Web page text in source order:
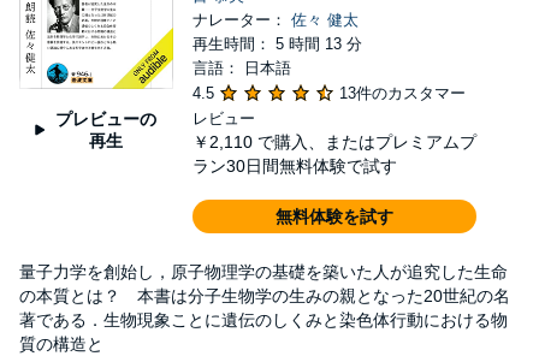
プレビューの
再生
ナレーター： 佐々 健太
再生時間： 5 時間 13 分
言語： 日本語
4.5
13件のカスタマー
レビュー
￥2,110 で購入、またはプレミアムプ
ラン30日間無料体験で試す
無料体験を試す
量子力学を創始し，原子物理学の基礎を築いた人が追究した生命
の本質とは？ 本書は分子生物学の生みの親となった20世紀の名
著である．生物現象ことに遺伝のしくみと染色体行動における物
質の構造と